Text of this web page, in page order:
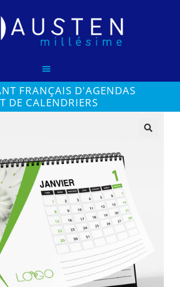
FRANÇAIS D'AGENDAS
DE CALENDRIERS